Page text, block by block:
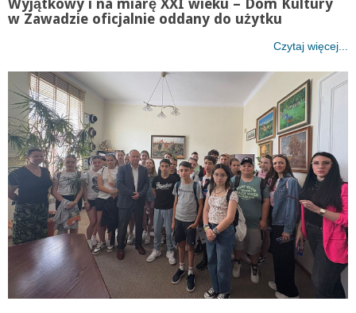
Wyjątkowy i na miarę XXI wieku – Dom Kultury
w Zawadzie oficjalnie oddany do użytku
Czytaj więcej...